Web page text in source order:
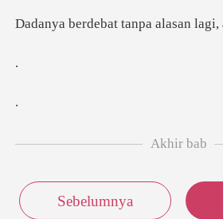
at tanpa alasa
Akhir bab
Sebelumnya